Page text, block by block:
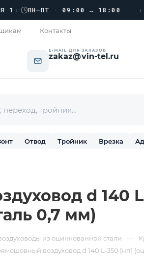
ПН–ПТ · 09:00 → 18:00 ›››
Контакты
E-MAIL ДЛЯ ЗАКАЗОВ
zakaz@vin-tel.ru
Отвод Тройник Врезка
d 140
0,7 мм)
из оцинкованной стали —
воздуховод d 140 L-350 [нп]